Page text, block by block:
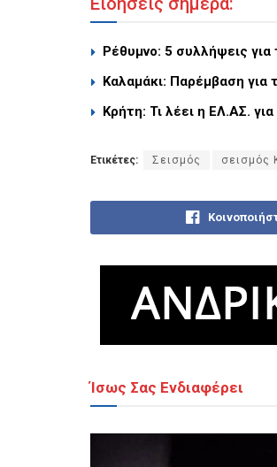
Ρέθυμνο: 5 συλλήψεις για
Καλαμάκι: Παρέμβαση για
Κρήτη: Τι λέει η ΕΛ.ΑΣ.
Ετικέτες: Σεισμός σεισμός
Ίσως Σας Ενδιαφέρει